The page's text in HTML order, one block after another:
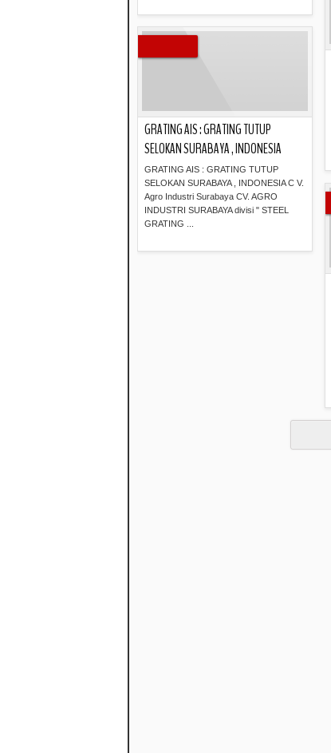
GRATING AIS : GRATING TUTUP
SELOKAN SURABAYA , INDONESIA
GRATING AIS : GRATING TUTUP
SELOKAN SURABAYA , INDONESIA C V.
Agro Industri Surabaya CV. AGRO
INDUSTRI SURABAYA divisi " STEEL
GRATING ...